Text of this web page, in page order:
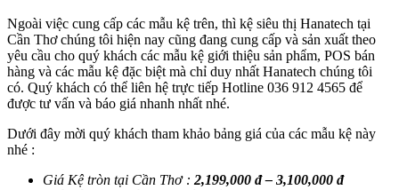
Ngoài việc cung cấp các mẫu kệ trên, thì kệ siêu thị Hanatech tại
Cần Thơ chúng tôi hiện nay cũng đang cung cấp và sản xuất theo
yêu cầu cho quý khách các mẫu kệ giới thiệu sản phẩm, POS bán
hàng và các mẫu kệ đặc biệt mà chỉ duy nhất Hanatech chúng tôi
có. Quý khách có thể liên hệ trực tiếp Hotline 036 912 4565 để
được tư vấn và báo giá nhanh nhất nhé.
Dưới đây mời quý khách tham khảo bảng giá của các mẫu kệ này
nhé :
Giá Kệ tròn tại Cần Thơ : 2,199,000 đ – 3,100,000 đ